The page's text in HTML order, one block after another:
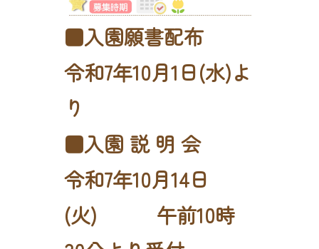
■入園願書配布
令和7年10月1日(水)よ
り
■入園 説 明 会
令和7年10月14日
(火) 午前10時